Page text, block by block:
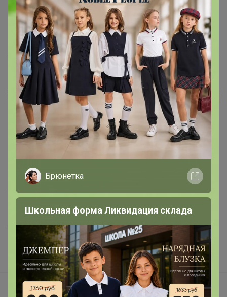
Это займет меньше минуты
Войти Зарегистрироваться
Реклама
Как здесь все устроено?
Как получить?
Доставка
Шоурумы
Торговые марки
Наша команда
В наличии
Подарочные сертификаты
Брюнетка
Школьная форма Ликвидация склада